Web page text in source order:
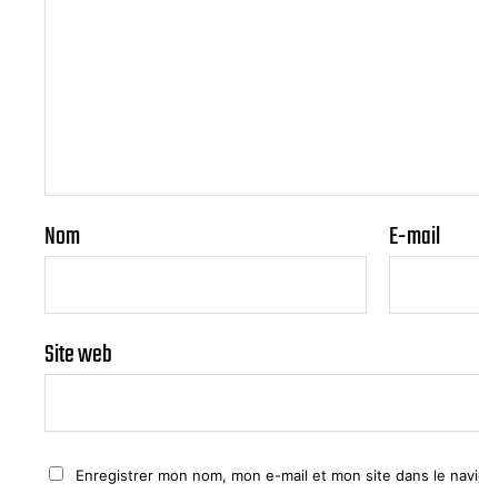
Nom E-mail
Site web
Enregistrer mon nom, mon e-mail et mon site dans le